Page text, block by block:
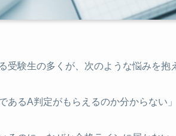
験生の多くが、次のような悩みを抱
あるA判定がもらえるのか分からない」